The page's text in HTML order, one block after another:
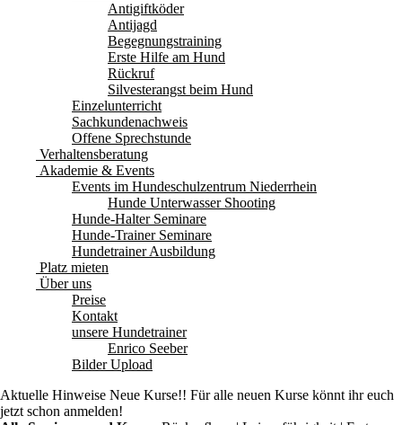
Antigiftköder
Antijagd
Begegnungstraining
Erste Hilfe am Hund
Rückruf
Silvesterangst beim Hund
Einzelunterricht
Sachkundenachweis
Offene Sprechstunde
Verhaltensberatung
Akademie & Events
Events im Hundeschulzentrum Niederrhein
Hunde Unterwasser Shooting
Hunde-Halter Seminare
Hunde-Trainer Seminare
Hundetrainer Ausbildung
Platz mieten
Über uns
Preise
Kontakt
unsere Hundetrainer
Enrico Seeber
Bilder Upload
Aktuelle Hinweise Neue Kurse!! Für alle neuen Kurse könnt ihr euch
jetzt schon anmelden!